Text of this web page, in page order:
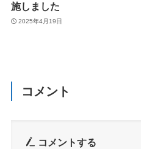
施しました
2025年4月19日
コメント
コメントする